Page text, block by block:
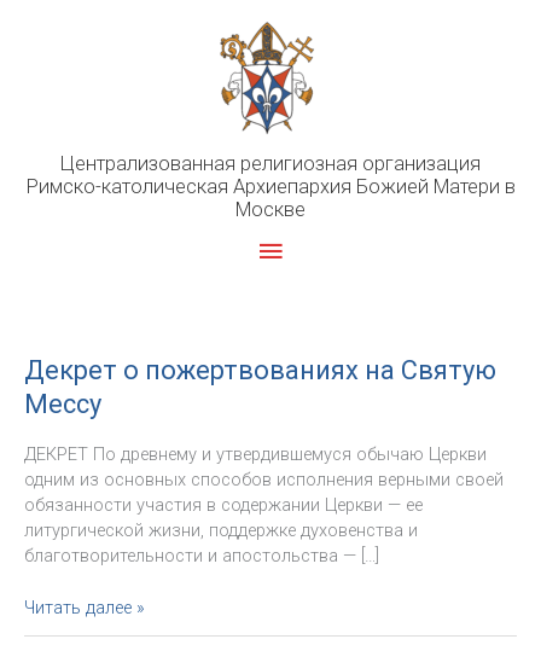
Централизованная религиозная организация
Римско-католическая Архиепархия Божией Матери в
Москве
Главное
Декрет о пожертвованиях на Святую
Мессу
ДЕКРЕТ По древнему и утвердившемуся обычаю Церкви
одним из основных способов исполнения верными своей
обязанности участия в содержании Церкви — ее
литургической жизни, поддержке духовенства и
благотворительности и апостольства — […]
Декрет
о
Читать далее »